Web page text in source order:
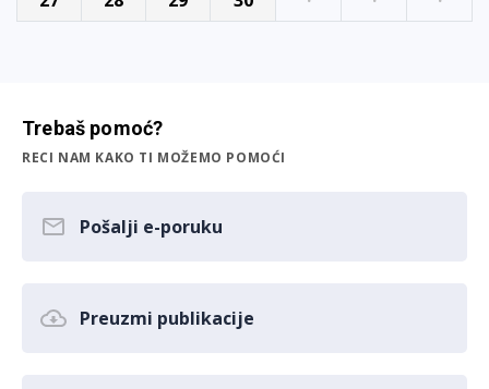
Trebaš pomoć?
RECI NAM KAKO TI MOŽEMO POMOĆI
Pošalji e-poruku
Preuzmi publikacije